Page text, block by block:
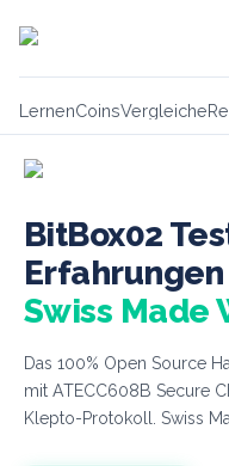
LernenCoinsVergleiche
BitBox02
Swiss Made
Das 100% Open Source
mit ATECC608B Secure
Klepto-Protokoll. Swiss